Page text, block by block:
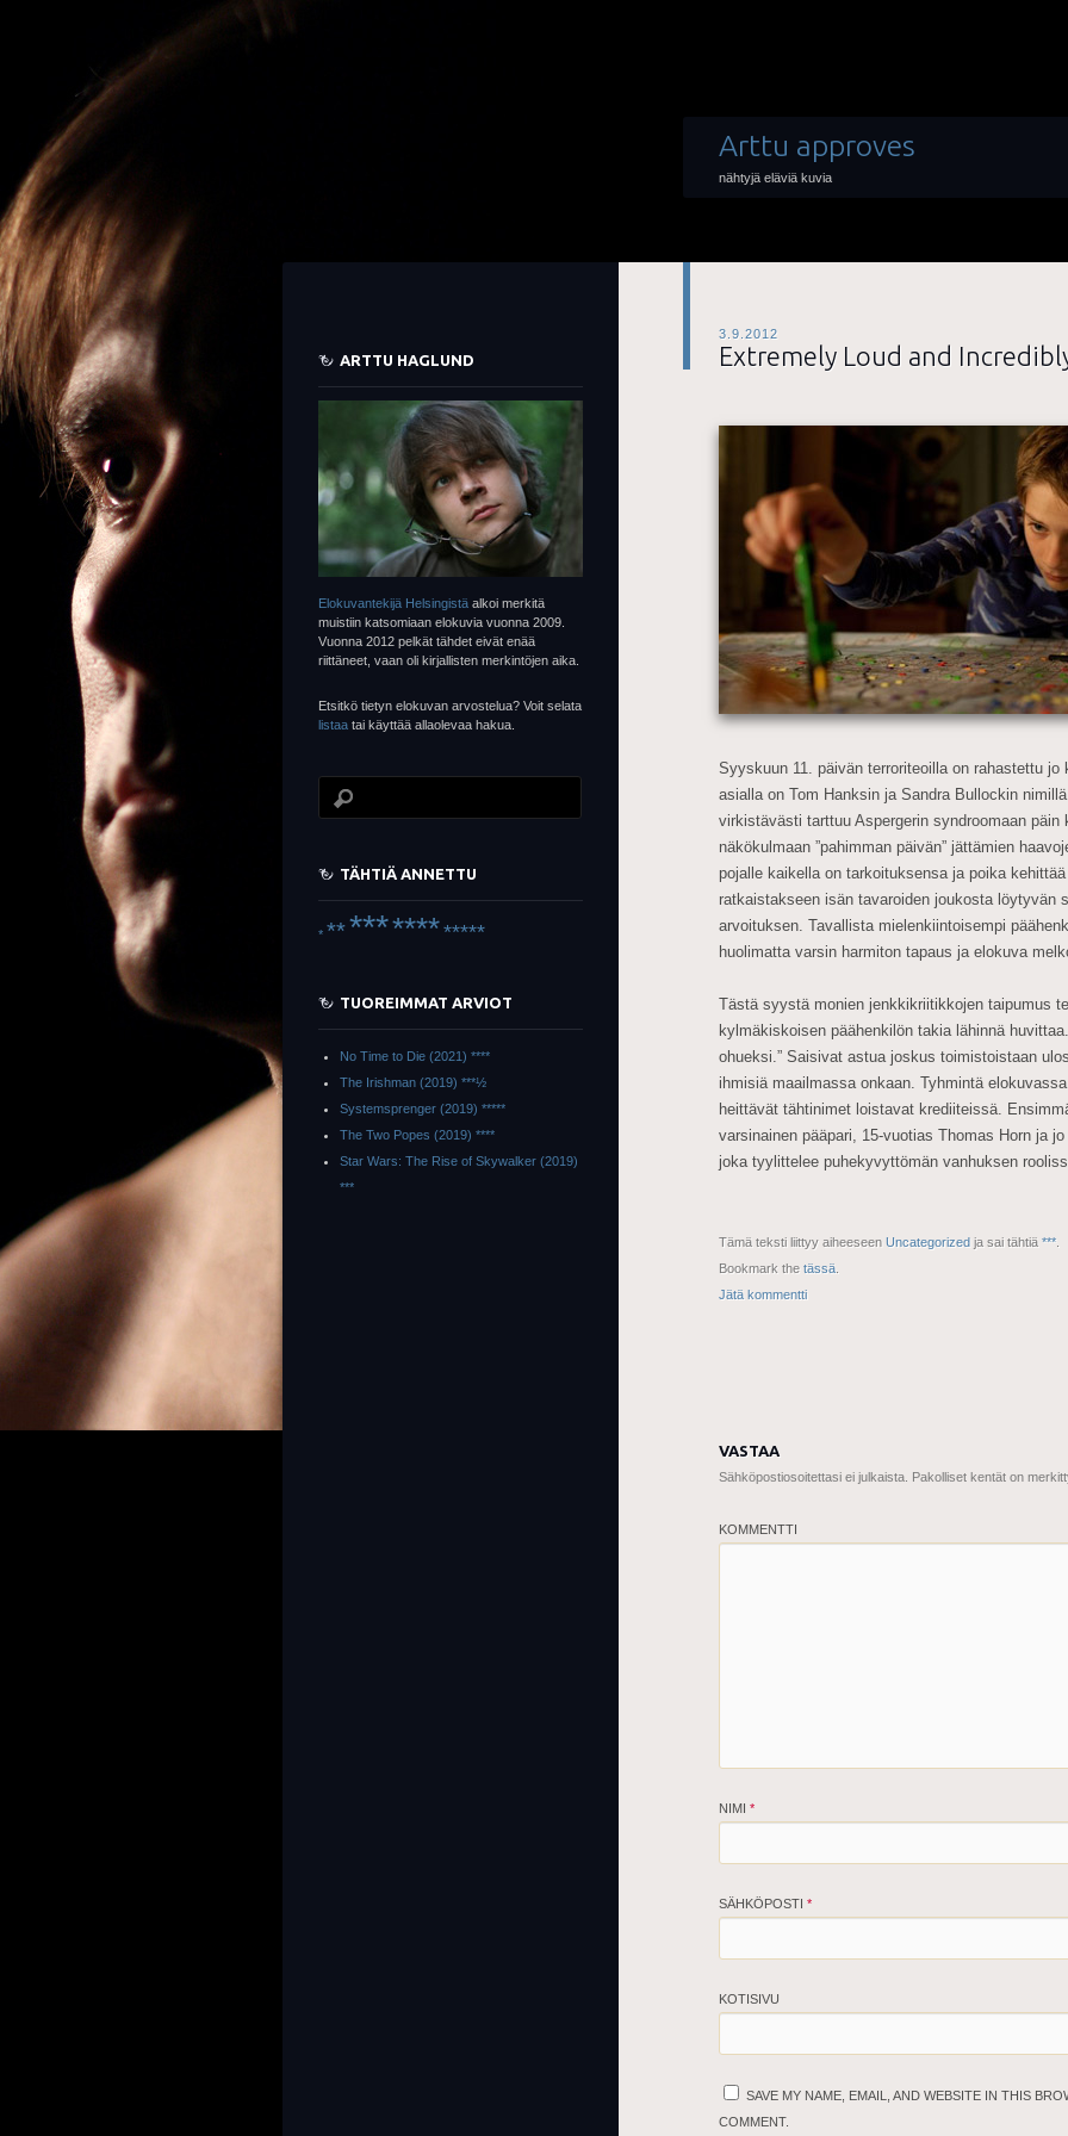
Arttu approves
nähtyjä eläviä kuvia
3.9.2012
Extremely Loud and
Syyskuun 11. päivän terroriteoilla on rahastettu
asialla on Tom Hanksin ja Sandra Bullockin
virkistävästi tarttuu Aspergerin syndroomaan päin
näkökulmaan ”pahimman päivän” jättämien
pojalle kaikella on tarkoituksensa ja poika
ratkaistakseen isän tavaroiden joukosta löytyvän
arvoituksen. Tavallista mielenkiintoisempi
huolimatta varsin harmiton tapaus ja elokuva
Tästä syystä monien jenkkikriitikkojen taipumus
kylmäkiskoisen päähenkilön takia lähinnä
ohueksi.” Saisivat astua joskus toimistoistaan
ihmisiä maailmassa onkaan. Tyhmintä
heittävät tähtinimet loistavat krediiteissä.
varsinainen pääpari, 15-vuotias Thomas Horn ja
joka tyylittelee puhekyvyttömän vanhuksen
Tämä teksti liittyy aiheeseen Uncategorized ja sai tähtiä ***
Bookmark the tässä
Jätä kommentti
VASTAA
Sähköpostiosoitettasi ei julkaista. Pakolliset kentät on
KOMMENTTI
NIMI *
SÄHKÖPOSTI *
KOTISIVU
SAVE MY NAME, EMAIL, AND WEBSITE IN THIS
COMMENT.
ARTTU HAGLUND
Elokuvantekijä Helsingistä alkoi merkitä
muistiin katsomiaan elokuvia vuonna 2009.
Vuonna 2012 pelkät tähdet eivät enää
riittäneet, vaan oli kirjallisten merkintöjen aika.
Etsitkö tietyn elokuvan arvostelua? Voit selata
listaa tai käyttää allaolevaa hakua.
TÄHTIÄ ANNETTU
* **************
TUOREIMMAT ARVIOT
No Time to Die (2021) ****
The Irishman (2019) ***½
Systemsprenger (2019) *****
The Two Popes (2019) ****
Star Wars: The Rise of Skywalker (2019)
***